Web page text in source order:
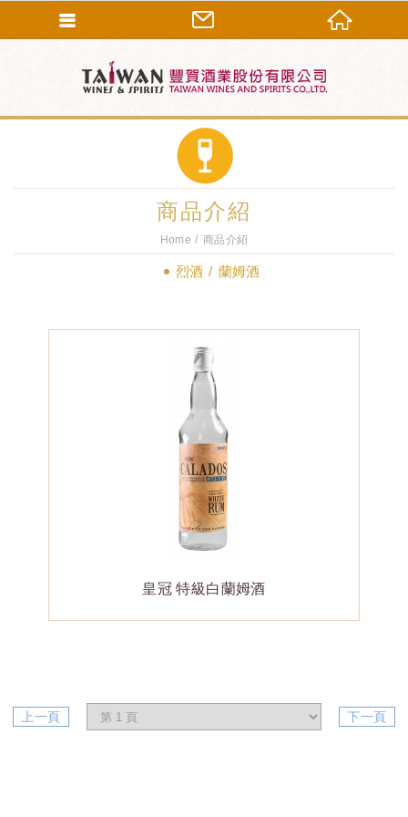
商品介紹
Home 商品介紹
烈酒 蘭姆酒
皇冠 特級白蘭姆酒
上一頁 下一頁